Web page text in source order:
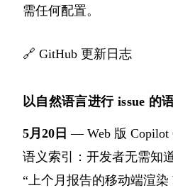
需任何配置。
🔗 GitHub 更新日志
以自然语言进行 issue 的
5月20日 — Web 版 Copilot
语义索引：开发者无需知
“上个月报告的移动端渲染